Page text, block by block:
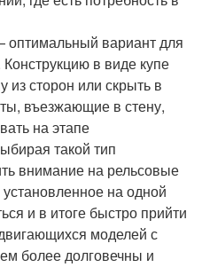
вариант для
в виде купе
из сторон или скрыть в
въезжающие в стену,
на этапе
такой тип
внимание на рельсовые
на одной
и в итоге быстро прийти
моделей с
более долговечны и